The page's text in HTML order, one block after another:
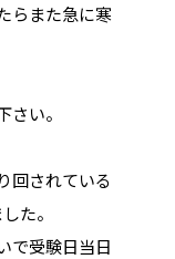
らまた急に寒
い。
回されている
た。
で受験日当日